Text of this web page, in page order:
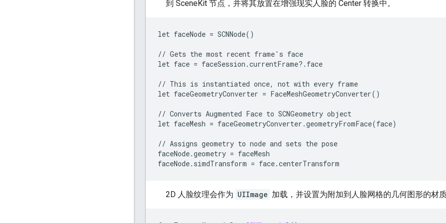
到 SceneKit 节点，并将其放置在增强现实人脸的 Center 转换中。
let faceNode = SCNNode()
// Gets the most recent frame's face
let face = faceSession.currentFrame?.face
// This is instantiated once, not with every frame
let faceGeometryConverter = FaceMeshGeometryConverter()
// Converts Augmented Face to SCNGeometry object
let faceMesh = faceGeometryConverter.geometryFromFace(face)
// Assigns geometry to node and sets the pose
faceNode.geometry = faceMesh
2D 人脸纹理会作为 UIImage 加载，并设置为附加到人脸网格的几何图形的材